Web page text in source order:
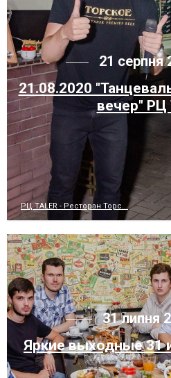
21 серпня
21.08.2020
вечер" РЦ
РЦ TALER - Ресторан Торс...
31 липня
Яркие выходные 31